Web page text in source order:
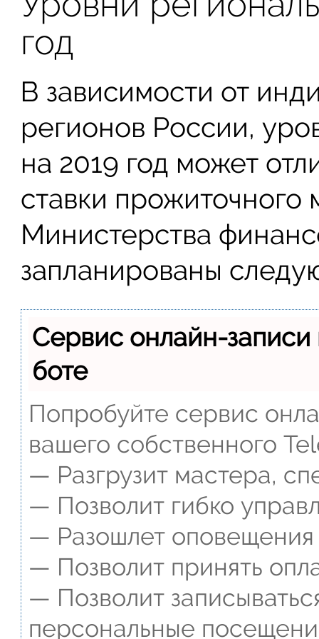
год
В зависимости от
регионов России,
на 2019 год может
ставки
Министерства
запланированы
Сервис онлайн-
боте
Попробуйте сервис
вашего собственного
— Разгрузит мастера,
— Позволит гибко
— Разошлет оповещения
— Позволит принять
— Позволит
персональные